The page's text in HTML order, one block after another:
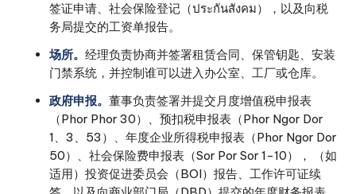
签证申请、社会保险登记（ประกันสังคม），以及向税
务局提交的工资单报告。
场所。经理负责协商并签署租赁合同、保管钥匙、安装
门禁系统，并控制谁可以进入办公室、工厂或仓库。
政府申报。董事负责签署并提交月度增值税申报表
（Phor Phor 30）、预扣税申报表（Phor Ngor Dor
1、3、53）、年度企业所得税申报表（Phor Ngor Dor
50）、社会保险费申报表（Sor Por Sor 1-10）， （如
适用）投资促进委员会（BOI）报告、工作许可证续